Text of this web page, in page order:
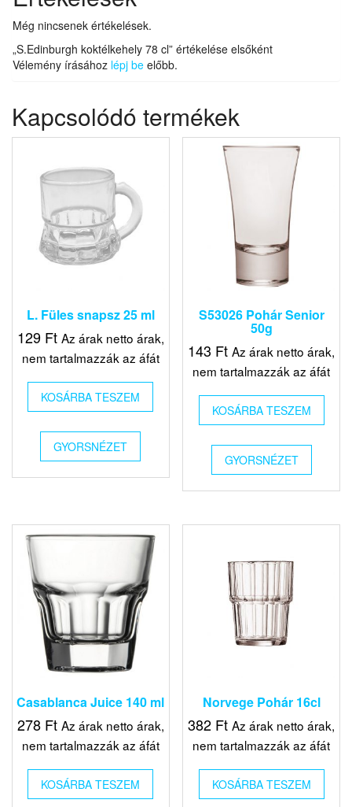
Még nincsenek értékelések.
„S.Edinburgh koktélkehely 78 cl” értékelése elsőként
Vélemény írásához lépj be előbb.
Kapcsolódó termékek
L. Füles snapsz 25 ml
129 Ft Az árak netto árak,
nem tartalmazzák az áfát
KOSÁRBA TESZEM
GYORSNÉZET
S53026 Pohár Senior
50g
143 Ft Az árak netto árak,
nem tartalmazzák az áfát
KOSÁRBA TESZEM
GYORSNÉZET
Casablanca Juice 140 ml
278 Ft Az árak netto árak,
nem tartalmazzák az áfát
KOSÁRBA TESZEM
Norvege Pohár 16cl
382 Ft Az árak netto árak,
nem tartalmazzák az áfát
KOSÁRBA TESZEM